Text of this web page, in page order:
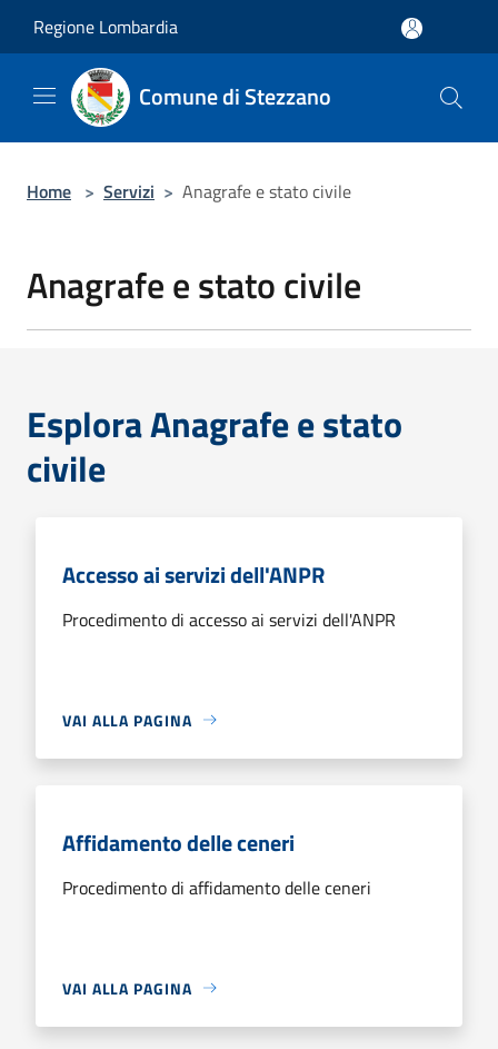
Regione Lombardia
Comune di Stezzano
Home > Servizi > Anagrafe e stato civile
Anagrafe e stato civile
Esplora Anagrafe e stato
civile
Accesso ai servizi dell'ANPR
Procedimento di accesso ai servizi dell'ANPR
VAI ALLA PAGINA
Affidamento delle ceneri
Procedimento di affidamento delle ceneri
VAI ALLA PAGINA